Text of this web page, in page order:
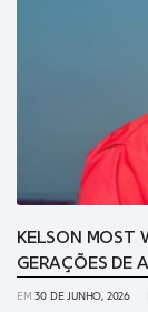
KELSON MOST
GERAÇÕES DE
EM30 DE JUNHO, 2026